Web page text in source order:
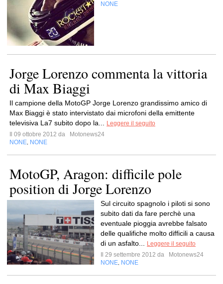
NONE
Jorge Lorenzo commenta la vittoria
di Max Biaggi
Il campione della MotoGP Jorge Lorenzo grandissimo amico di
Max Biaggi è stato intervistato dai microfoni della emittente
televisiva La7 subito dopo la...
Leggere il seguito
Il 09 ottobre 2012 da
Motonews24
NONE NONE
MotoGP, Aragon: difficile pole
position di Jorge Lorenzo
Sul circuito spagnolo i piloti si sono
subito dati da fare perchè una
eventuale pioggia avrebbe falsato
delle qualifiche molto difficili a causa
di un asfalto...
Leggere il seguito
Il 29 settembre 2012 da
Motonews24
NONE NONE